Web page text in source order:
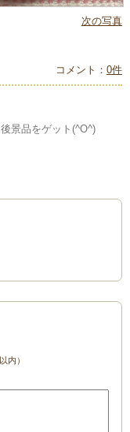
次の写真
コメント： 0件
景品をゲット(^O^)
内）